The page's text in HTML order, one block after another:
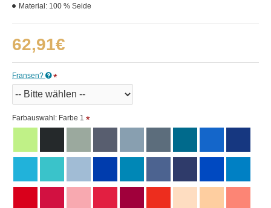
62,91€
Material: 100 % Seide
Fransen?
Farbauswahl: Farbe 1